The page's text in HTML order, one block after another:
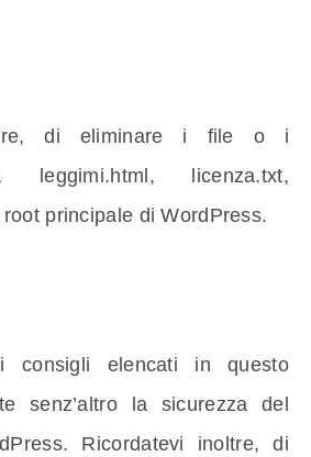
di eliminare i file o i
leggimi.html, licenza.txt,
principale di WordPress.
consigli elencati in questo
senz’altro la sicurezza del
Ricordatevi inoltre, di